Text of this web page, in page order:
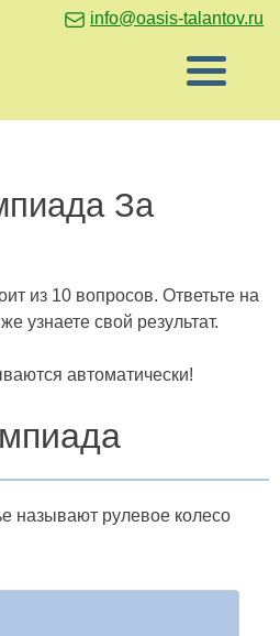
info@oasis-talantov.ru
За
из 10 вопросов. Ответьте на
узнаете свой результат.
автоматически!
называют рулевое колесо